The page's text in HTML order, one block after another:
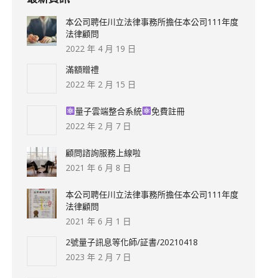
本公司聘任川立法律事務所擔任本公司111年度
法律顧問
2022 年 4 月 19 日
滿額贈禮
2022 年 2 月 15 日
量子雲端整合系統
免費註冊
2022 年 2 月 7 日
顧問諮詢服務上線啦
2021 年 6 月 8 日
本公司聘任川立法律事務所擔任本公司111年度
法律顧問
2021 年 6 月 1 日
2號量子訊息等化師/証書/20210418
2023 年 2 月 7 日